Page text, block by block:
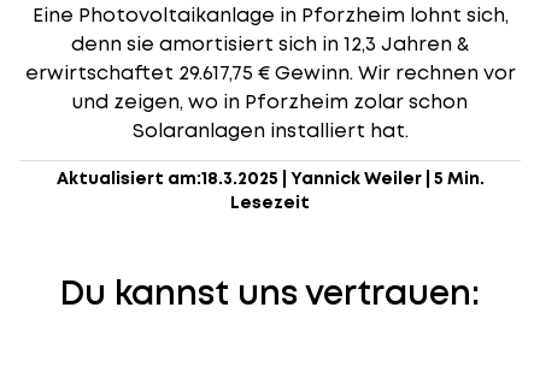
Eine Photovoltaikanlage in Pforzheim lohnt sich,
denn sie amortisiert sich in 12,3 Jahren &
erwirtschaftet 29.617,75 € Gewinn. Wir rechnen vor
und zeigen, wo in Pforzheim zolar schon
Solaranlagen installiert hat.
Aktualisiert am:18.3.2025 Yannick Weiler| 5 Min.
Lesezeit
Du kannst uns vertrauen: